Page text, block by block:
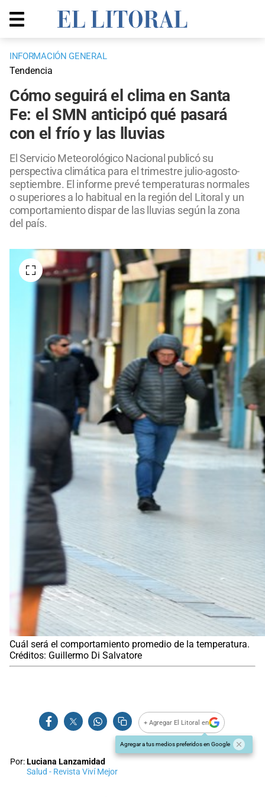
INFORMACIÓN GENERAL
Tendencia
Cómo seguirá el clima en Santa
Fe: el SMN anticipó qué pasará
con el frío y las lluvias
El Servicio Meteorológico Nacional publicó su
perspectiva climática para el trimestre julio-agosto-
septiembre. El informe prevé temperaturas normales
o superiores a lo habitual en la región del Litoral y un
comportamiento dispar de las lluvias según la zona
del país.
Cuál será el comportamiento promedio de la temperatura.
Créditos: Guillermo Di Salvatore
+ Agregar El Litoral en
Agregar a tus medios preferidos en Google
Por:Luciana Lanzamidad
Salud - Revista Viví Mejor